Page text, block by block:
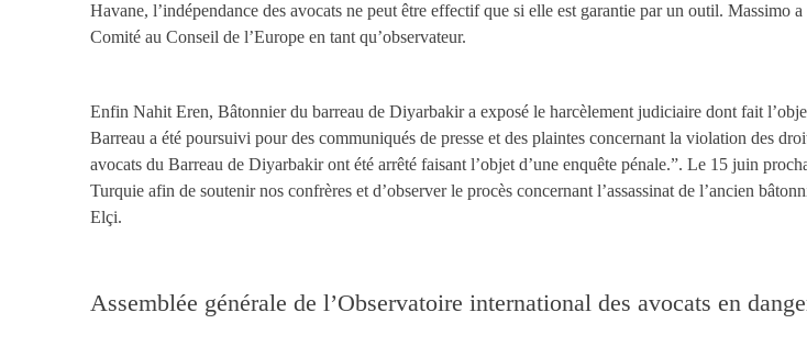
Havane, l’indépendance des avocats ne peut être effectif que si elle est garantie par un outil. Massimo
Comité au Conseil de l’Europe en tant qu’observateur.
Enfin Nahit Eren, Bâtonnier du barreau de Diyarbakir a exposé le harcèlement judiciaire dont fait
Barreau a été poursuivi pour des communiqués de presse et des plaintes concernant la violation des
avocats du Barreau de Diyarbakir ont été arrêté faisant l’objet d’une enquête pénale.”. Le 15 juin
Turquie afin de soutenir nos confrères et d’observer le procès concernant l’assassinat de l’ancien
Elçi.
Assemblée générale de l’Observatoire international des avocats en